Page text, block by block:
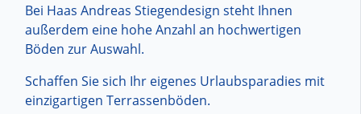
Bei Haas Andreas Stiegendesign steht Ihnen
außerdem eine hohe Anzahl an hochwertigen
Böden zur Auswahl.
Schaffen Sie sich Ihr eigenes Urlaubsparadies mit
einzigartigen Terrassenböden.